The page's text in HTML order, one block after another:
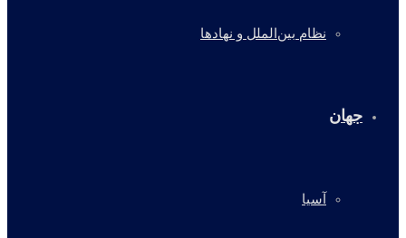
نظام بین‌الملل و نهادها
جهان
آسیا